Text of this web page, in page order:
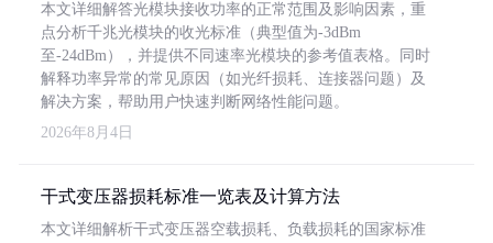
本文详细解答光模块接收功率的正常范围及影响因素，重
点分析千兆光模块的收光标准（典型值为-3dBm
至-24dBm），并提供不同速率光模块的参考值表格。同时
解释功率异常的常见原因（如光纤损耗、连接器问题）及
解决方案，帮助用户快速判断网络性能问题。
2026年8月4日
干式变压器损耗标准一览表及计算方法
本文详细解析干式变压器空载损耗、负载损耗的国家标准